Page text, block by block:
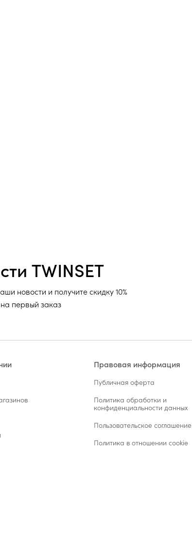
TWINSET
новости и получите скидку 10%
на первый заказ
Правовая информация
Публичная оферта
Политика обработки и
конфиденциальности данных
Пользовательское соглашение
Политика в отношении cookie